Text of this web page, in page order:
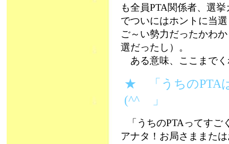
も全員PTA関係者、選
でついにはホントに当
ご～い勢力だったかわ
選だったし）。
ある意味、ここまでく
★ 「うちのPTA
(^^ゞ」
「うちのPTAってす
アナタ！お局さままた